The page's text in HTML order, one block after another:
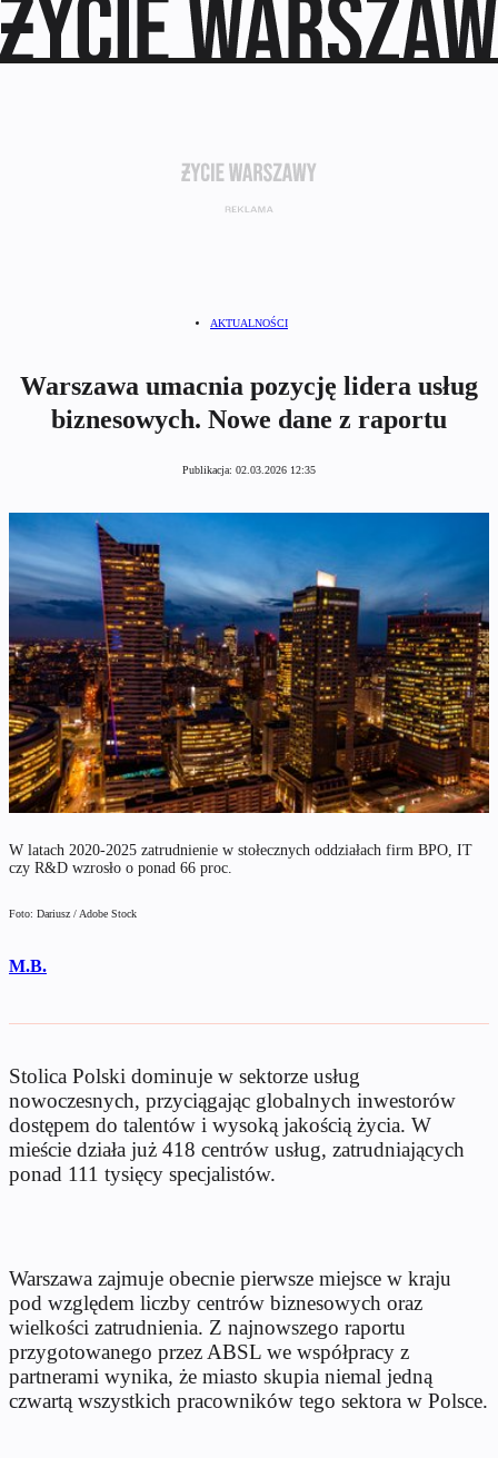
AKTUALNOŚCI
Warszawa umacnia pozycję lidera usług
biznesowych. Nowe dane z raportu
Publikacja: 02.03.2026 12:35
W latach 2020-2025 zatrudnienie w stołecznych oddziałach firm BPO, IT
czy R&D wzrosło o ponad 66 proc.
Foto: Dariusz / Adobe Stock
M.B.
Stolica Polski dominuje w sektorze usług
nowoczesnych, przyciągając globalnych inwestorów
dostępem do talentów i wysoką jakością życia. W
mieście działa już 418 centrów usług, zatrudniających
ponad 111 tysięcy specjalistów.
Warszawa zajmuje obecnie pierwsze miejsce w kraju
pod względem liczby centrów biznesowych oraz
wielkości zatrudnienia. Z najnowszego raportu
przygotowanego przez ABSL we współpracy z
partnerami wynika, że miasto skupia niemal jedną
czwartą wszystkich pracowników tego sektora w Polsce.